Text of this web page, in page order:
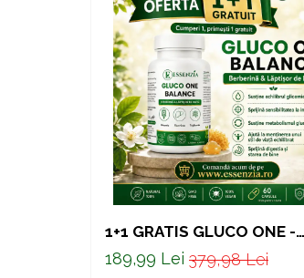
1+1 GRATIS GLUCO ONE -
BERBERINA & LAPTISOR DE
MATCA 60 CAPS379,98 Lei
189,99 Lei